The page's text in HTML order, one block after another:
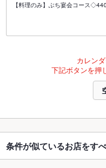
【料理のみ】ぶち宴会コース
カレン
下記ボタンを押
条件が似ているお店をす